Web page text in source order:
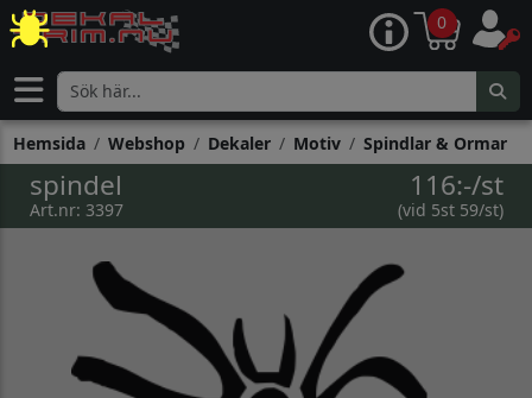
0
Hemsida Webshop Dekaler Motiv Spindlar & Ormar
spindel
Art.nr: 3397
116:-/st
(vid 5st 59/st)